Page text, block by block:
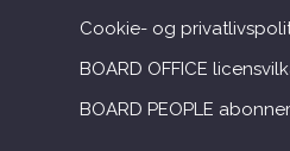
Cookie- og
BOARD OFFICE
BOARD PEOPLE